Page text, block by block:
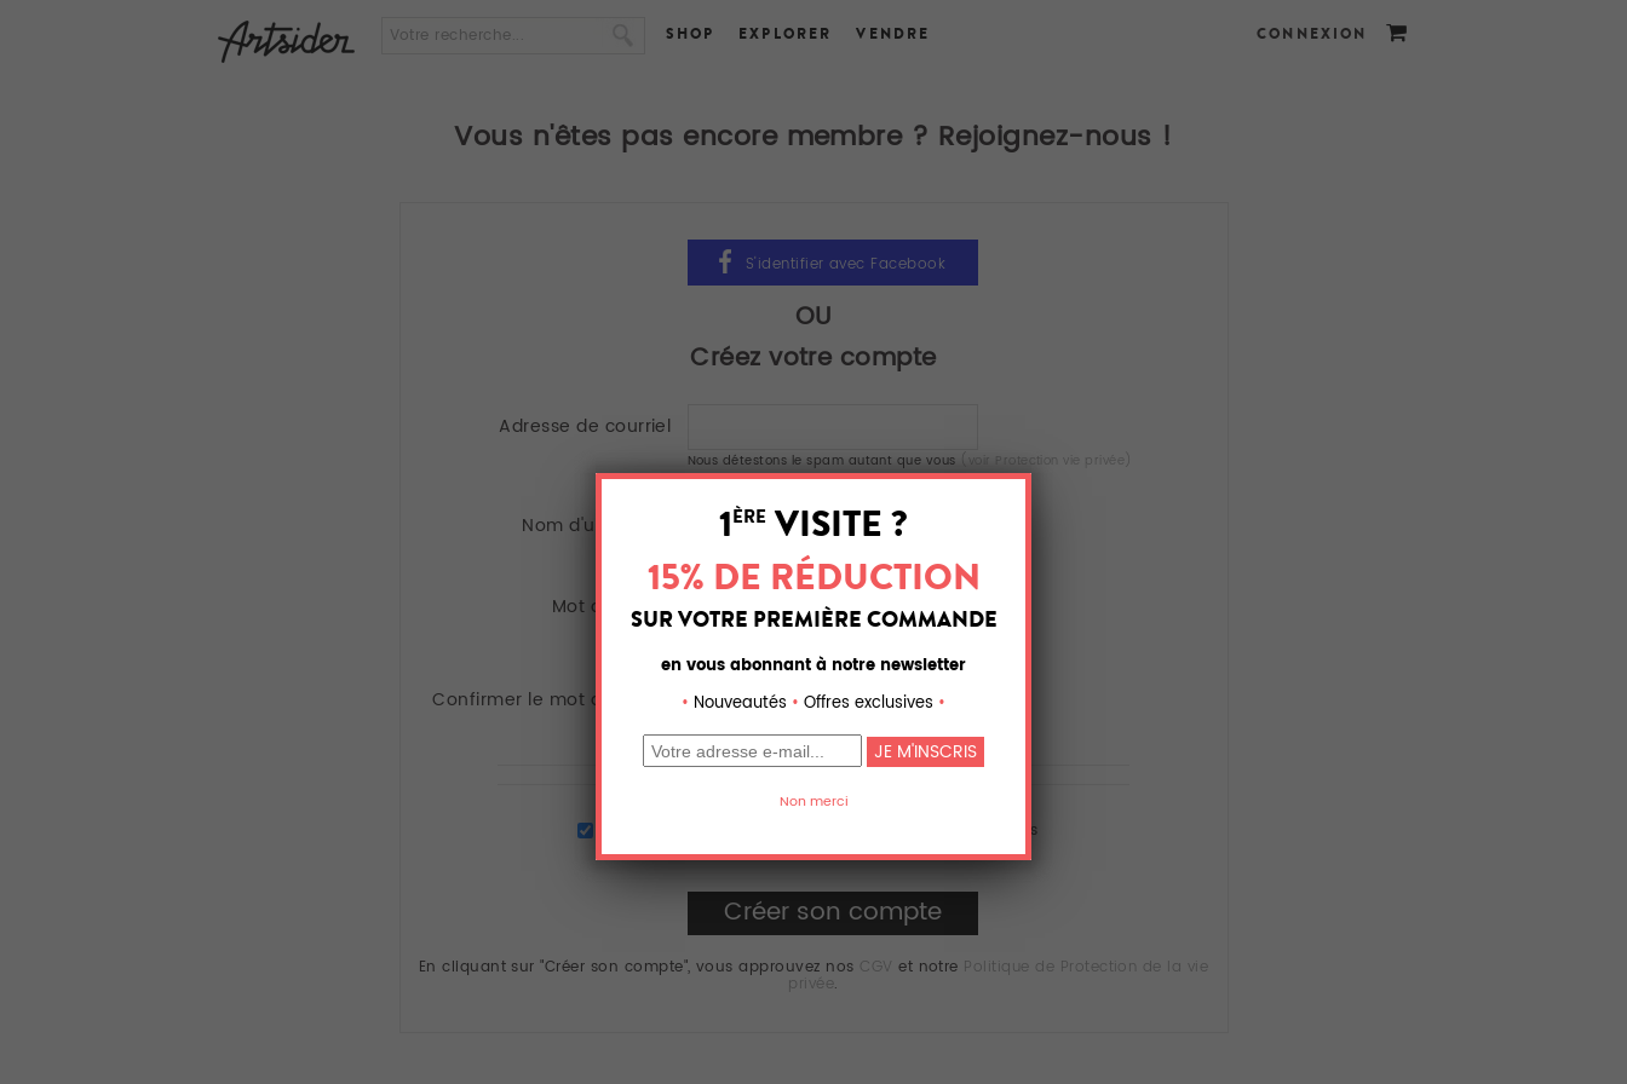
SHOP EXPLORER VENDRE CONNEXION
Vous n'êtes pas encore membre ? Rejoignez-nous !
OU
Créez votre compte
Adresse de courriel
Nous détestons le spam autant que vous (voir Protection vie privée)
Nom d'utilisateur
Mot de passe
Confirmer le mot de passe
Abonnez vous pour être le premier à recevoir nos offres
promotionnelles et l'actualité des artistes !
En cliquant sur "Créer son compte", vous approuvez nos CGV et notre Politique de Protection de la vie
privée.